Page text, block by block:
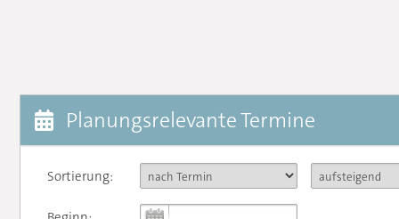
Planungsrelevante Termine
Sortierung: